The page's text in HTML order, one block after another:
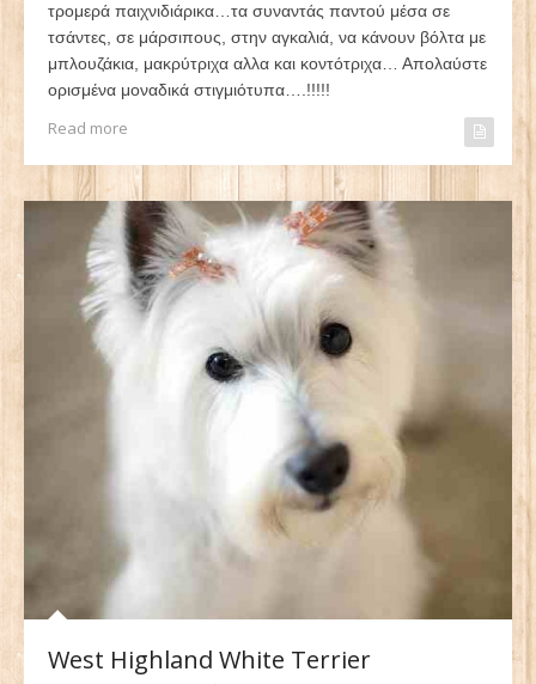
τρομερά παιχνιδιάρικα…τα συναντάς παντού μέσα σε
τσάντες, σε μάρσιπους, στην αγκαλιά, να κάνουν βόλτα με
μπλουζάκια, μακρύτριχα αλλα και κοντότριχα… Απολαύστε
ορισμένα μοναδικά στιγμιότυπα….!!!!!
Read more
West Highland White Terrier